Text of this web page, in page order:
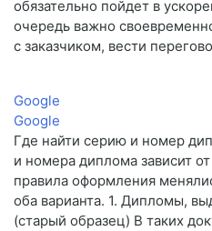
обязательно пойдет в
очередь важно
с заказчиком, вести
Google
Google
Где найти серию и номер
и номера диплома зависит
правила оформления
оба варианта. 1. Дипломы,
(старый образец) В таких